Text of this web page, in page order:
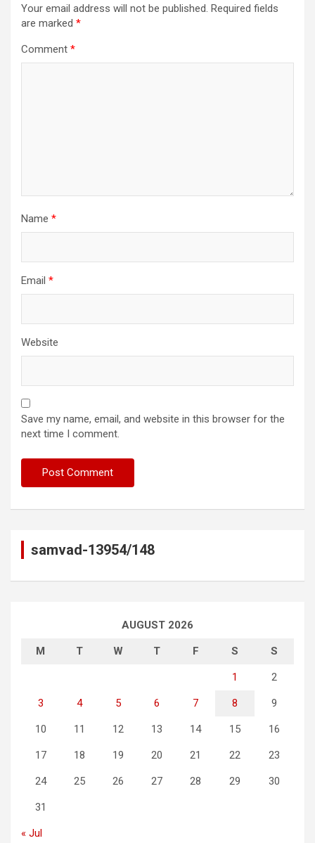
Your email address will not be published. Required fields
are marked *
Comment *
Name *
Email *
Website
Save my name, email, and website in this browser for the
next time I comment.
samvad-13954/148
AUGUST 2026
M T W T F S S
1 2
3 4 5 6 7 8 9
10 11 12 13 14 15 16
17 18 19 20 21 22 23
24 25 26 27 28 29 30
31
« Jul